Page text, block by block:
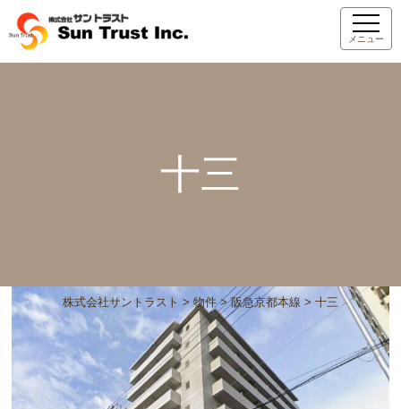
メニュー
十三
株式会社サントラスト > 物件>阪急京都本線 > 十三